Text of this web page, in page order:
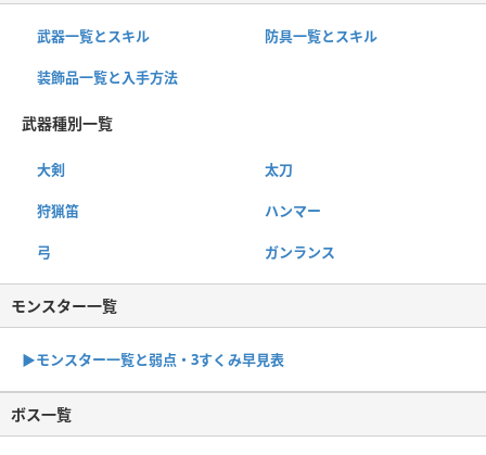
武器一覧とスキル 防具一覧とスキル
装飾品一覧と入手方法
武器種別一覧
大剣 太刀
狩猟笛 ハンマー
弓 ガンランス
モンスター一覧
▶︎モンスター一覧と弱点・3すくみ早見表
ボス一覧